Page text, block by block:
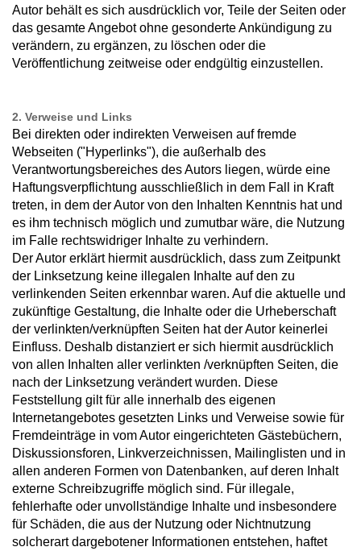
Autor behält es sich ausdrücklich vor, Teile der Seiten oder
das gesamte Angebot ohne gesonderte Ankündigung zu
verändern, zu ergänzen, zu löschen oder die
Veröffentlichung zeitweise oder endgültig einzustellen.
2. Verweise und Links
Bei direkten oder indirekten Verweisen auf fremde
Webseiten ("Hyperlinks"), die außerhalb des
Verantwortungsbereiches des Autors liegen, würde eine
Haftungsverpflichtung ausschließlich in dem Fall in Kraft
treten, in dem der Autor von den Inhalten Kenntnis hat und
es ihm technisch möglich und zumutbar wäre, die Nutzung
im Falle rechtswidriger Inhalte zu verhindern.
Der Autor erklärt hiermit ausdrücklich, dass zum Zeitpunkt
der Linksetzung keine illegalen Inhalte auf den zu
verlinkenden Seiten erkennbar waren. Auf die aktuelle und
zukünftige Gestaltung, die Inhalte oder die Urheberschaft
der verlinkten/verknüpften Seiten hat der Autor keinerlei
Einfluss. Deshalb distanziert er sich hiermit ausdrücklich
von allen Inhalten aller verlinkten /verknüpften Seiten, die
nach der Linksetzung verändert wurden. Diese
Feststellung gilt für alle innerhalb des eigenen
Internetangebotes gesetzten Links und Verweise sowie für
Fremdeinträge in vom Autor eingerichteten Gästebüchern,
Diskussionsforen, Linkverzeichnissen, Mailinglisten und in
allen anderen Formen von Datenbanken, auf deren Inhalt
externe Schreibzugriffe möglich sind. Für illegale,
fehlerhafte oder unvollständige Inhalte und insbesondere
für Schäden, die aus der Nutzung oder Nichtnutzung
solcherart dargebotener Informationen entstehen, haftet